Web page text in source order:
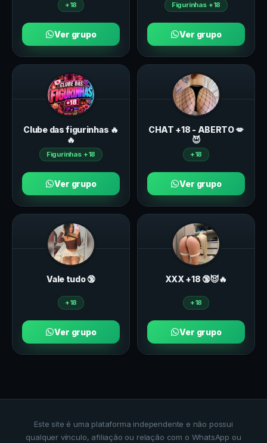
+18
Ver grupo
Figurinhas +18
Ver grupo
Clube das figurinhas 🔥
🔥
Figurinhas +18
Ver grupo
CHAT +18 - ABERTO 💋
😈
+18
Ver grupo
Vale tudo 🔞
+18
Ver grupo
ХXХ +18 🔞😈🔥
+18
Ver grupo
Este site é uma plataforma independente e não possui
qualquer vínculo, afiliação ou relação com o WhatsApp ou